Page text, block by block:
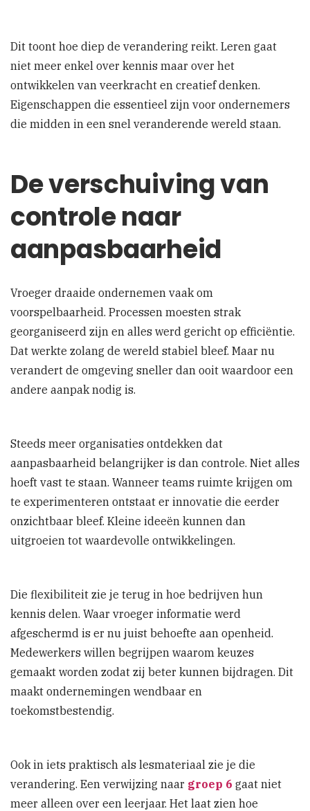
Dit toont hoe diep de verandering reikt. Leren gaat
niet meer enkel over kennis maar over het
ontwikkelen van veerkracht en creatief denken.
Eigenschappen die essentieel zijn voor ondernemers
die midden in een snel veranderende wereld staan.
De verschuiving van
controle naar
aanpasbaarheid
Vroeger draaide ondernemen vaak om
voorspelbaarheid. Processen moesten strak
georganiseerd zijn en alles werd gericht op efficiëntie.
Dat werkte zolang de wereld stabiel bleef. Maar nu
verandert de omgeving sneller dan ooit waardoor een
andere aanpak nodig is.
Steeds meer organisaties ontdekken dat
aanpasbaarheid belangrijker is dan controle. Niet alles
hoeft vast te staan. Wanneer teams ruimte krijgen om
te experimenteren ontstaat er innovatie die eerder
onzichtbaar bleef. Kleine ideeën kunnen dan
uitgroeien tot waardevolle ontwikkelingen.
Die flexibiliteit zie je terug in hoe bedrijven hun
kennis delen. Waar vroeger informatie werd
afgeschermd is er nu juist behoefte aan openheid.
Medewerkers willen begrijpen waarom keuzes
gemaakt worden zodat zij beter kunnen bijdragen. Dit
maakt ondernemingen wendbaar en
toekomstbestendig.
Ook in iets praktisch als lesmateriaal zie je die
verandering. Een verwijzing naar groep 6 gaat niet
meer alleen over een leerjaar. Het laat zien hoe